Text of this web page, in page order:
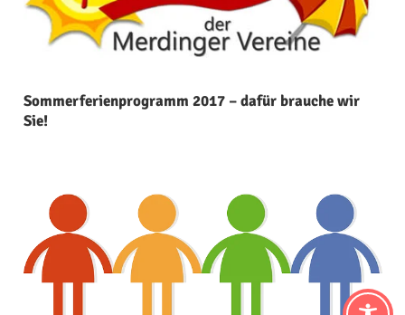
Sommerferienprogramm 2017 – dafür brauche wir
Sie!